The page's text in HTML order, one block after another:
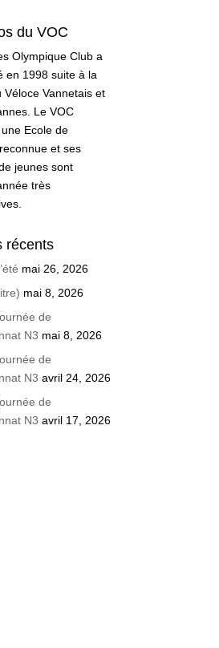
du VOC
Olympique Club a
en 1998 suite à la
Véloce Vannetais et
Le VOC
Ecole de
et ses
jeunes sont
très
récents
mai 26, 2026
mai 8, 2026
de
N3 mai 8, 2026
de
N3 avril 24, 2026
de
N3 avril 17, 2026